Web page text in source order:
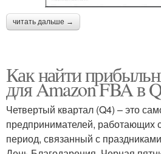
читать дальше →
Как найти
для Amazon FBA в
Четвертый квартал (Q4) – это
предпринимателей, работающих
период, связанный с